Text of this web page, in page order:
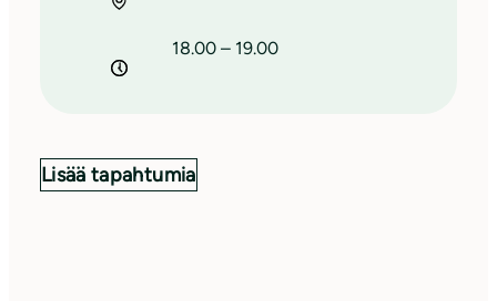
18.00 – 19.00
Lisää tapahtumia